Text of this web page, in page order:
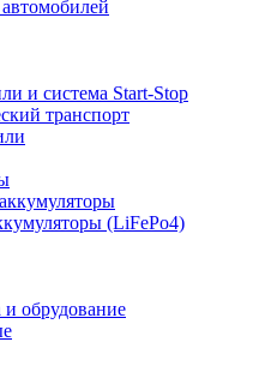
и система Start-Stop
транспорт
(LiFePo4)
и обрудование